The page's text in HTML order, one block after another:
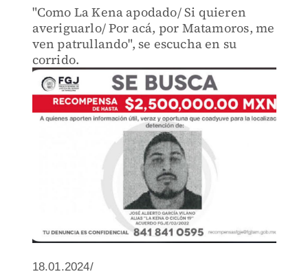
"Como La Kena apodado/ Si quieren
averiguarlo/ Por acá, por Matamoros, me
ven patrullando", se escucha en su
corrido.
18.01.2024/